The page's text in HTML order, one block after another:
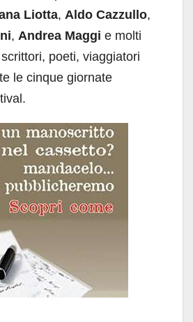
Liotta, Aldo Cazzullo,
, Andrea Maggi e molti
poeti, viaggiatori
le cinque giornate